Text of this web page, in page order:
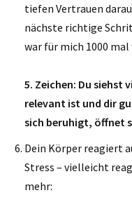
tiefen Vertrauen
nächste richtige
war für mich 1000
5. Zeichen: Du siehst
relevant ist und dir
sich beruhigt, öffnet
Dein Körper reagiert
Stress – vielleicht
mehr: